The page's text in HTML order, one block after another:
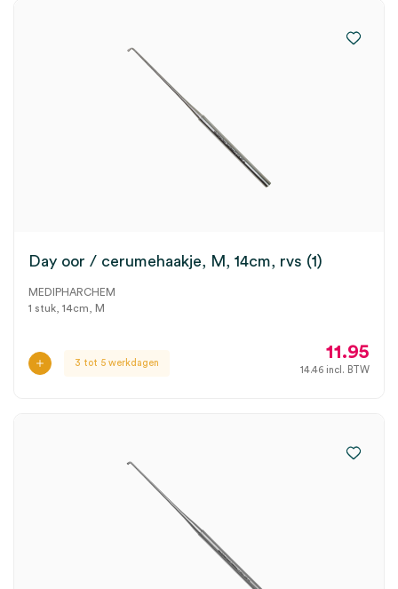
Day oor / cerumehaakje, M, 14cm, rvs (1)
MEDIPHARCHEM
1 stuk, 14cm, M
3 tot 5 werkdagen
11.95
14.46 incl. BTW